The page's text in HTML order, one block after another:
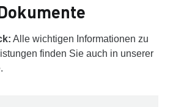
Alle wichtigen Informationen zu
finden Sie auch in unserer